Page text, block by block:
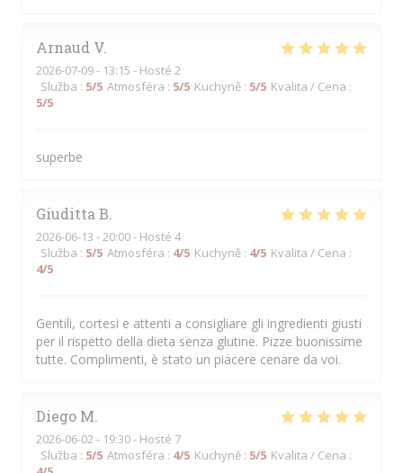
Arnaud V
2026-07-09- 13:15 - Hosté 2
Služba : 5/5 Atmosféra : 5/5 Kuchyně : 5/5 Kvalita / Cena :
5/5
superbe
Giuditta B
2026-06-13 - 20:00 - Hosté 4
Služba : 5/5 Atmosféra : 4/5 Kuchyně : 4/5 Kvalita / Cena :
4/5
Gentili, cortesi e attenti a consigliare gli ingredienti giusti
per il rispetto della dieta senza glutine. Pizze buonissime
tutte. Complimenti, è stato un piacere cenare da voi.
Diego M
2026-06-02 - 19:30 - Hosté 7
Služba : 5/5 Atmosféra : 4/5 Kuchyně : 5/5 Kvalita / Cena :